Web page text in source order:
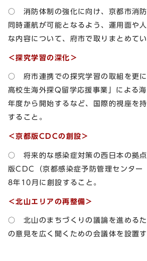
○ 消防体制の強化に向け、京都市消
同時運航が可能となるよう、運用面や
な内容について、府市で取りまとめてい
＜探究学習の深化＞
○ 府市連携での探究学習の取組を更に
高校生海外探Q留学応援事業」による
年度から開始するなど、国際的視座を
すること。
＜京都版CDCの創設＞
○ 将来的な感染症対策の西日本の拠点
版CDC（京都感染症予防管理センター
8年10月に創設すること。
＜北山エリアの再整備＞
○ 北山のまちづくりの議論を進めるた
の意見を広く聞くための会議体を設置す